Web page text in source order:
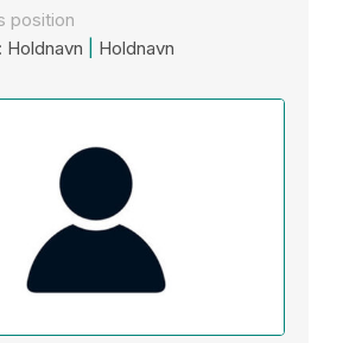
position
: Holdnavn Holdnavn